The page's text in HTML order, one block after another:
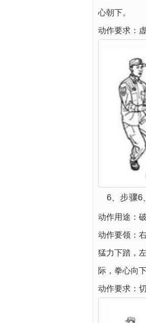
心朝下。
动作要求：
6、步骤6
动作用途：
动作要领：
猛力下踏，
际，拳心向
动作要求：